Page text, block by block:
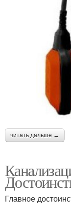
читать дальше →
Главное